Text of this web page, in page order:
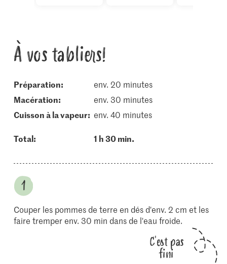
À vos tabliers!
Préparation:
env. 20 minutes
macération:
env. 30 minutes
cuisson à la vapeur: env. 40 minutes
Total: 1 h 30 min.
Couper les pommes de terre en dés d'env. 2 cm et les
faire tremper env. 30 min dans de l'eau froide.
C'est pas
fini